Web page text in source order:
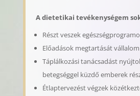
A dietetikai tevékenységem
Részt veszek
Előadások megtartását vállalom
Táplálkozási tanácsadást
betegséggel küzdő emberek
Étlaptervezést végzek